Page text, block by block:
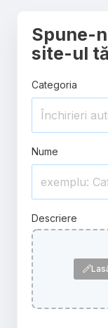
Spune-
site-ul
Categoria
Nume
Descriere